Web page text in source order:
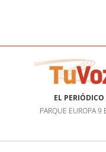
EL
PARQUE EUROPA